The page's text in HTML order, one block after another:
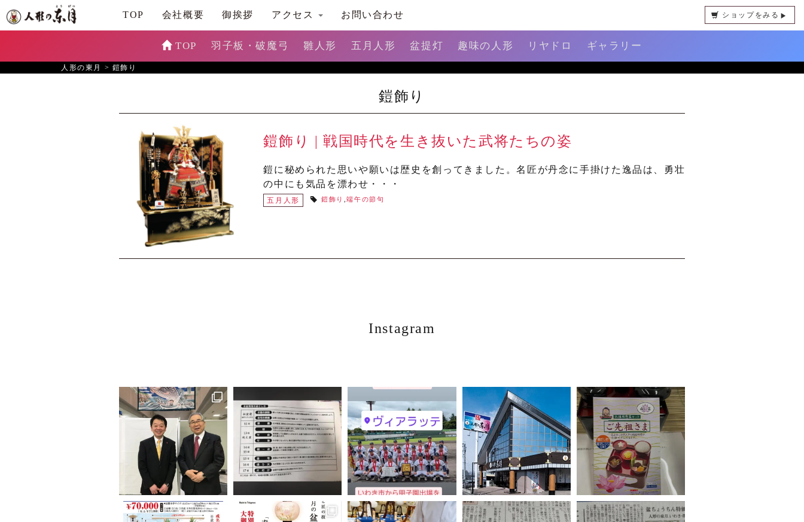
TOP 羽子板・破魔弓 雛人形 五月人形 盆提灯 趣味の人形 リヤドロ ギャラリー
人形の東月 > 鎧飾り
TOP 会社概要 御挨拶 アクセス お問い合わせ ショップをみる
鎧飾り
鎧飾り | 戦国時代を生き抜いた武将たちの姿
鎧に秘められた思いや願いは歴史を創ってきました。名匠が丹念に手掛けた逸品は、勇壮
の中にも気品を漂わせ・・・
五月人形 鎧飾り ,端午の節句
Instagram